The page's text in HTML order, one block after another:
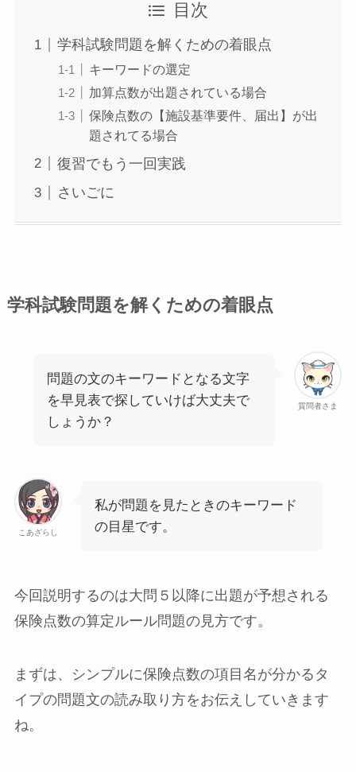
目次
学科試験問題を解くための着眼点
キーワードの選定
加算点数が出題されている場合
保険点数の【施設基準要件、届出】が出
題されてる場合
復習でもう一回実践
さいごに
学科試験問題を解くための着眼点
質問者さま
問題の文のキーワードとなる文字
を早見表で探していけば大丈夫で
しょうか？
こあざらし
私が問題を見たときのキーワード
の目星です。
今回説明するのは大問５以降に出題が予想される
保険点数の算定ルール問題の見方です。
まずは、シンプルに保険点数の項目名が分かるタ
イプの問題文の読み取り方をお伝えしていきます
ね。